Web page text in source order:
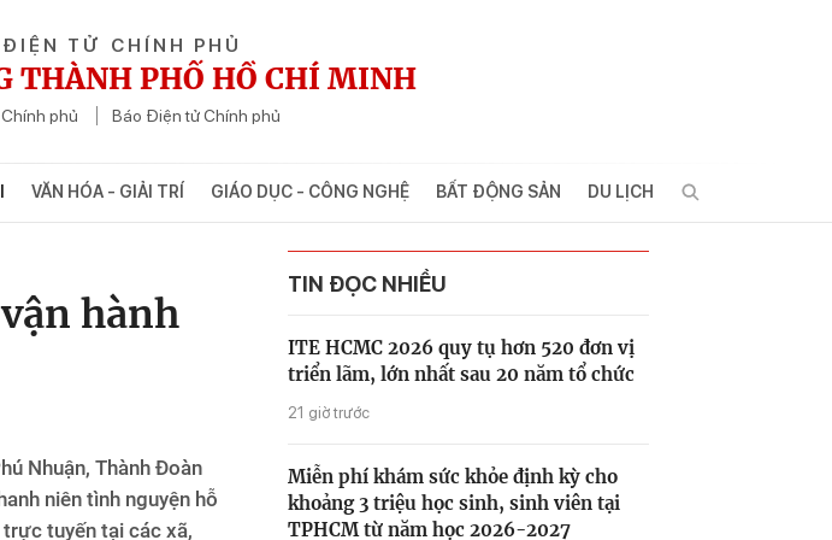
TỬ CHÍNH PHỦ
THÀNH PHỐ HỒ CHÍ MINH
phủ Báo Điện tử Chính phủ
VĂN HÓA - GIẢI TRÍ GIÁO DỤC - CÔNG NGHỆ BẤT ĐỘNG SẢN DU LỊCH
hành
Nhuận, Thành Đoàn
niên tình nguyện hỗ
tuyến tại các xã,
TIN ĐỌC NHIỀU
ITE HCMC 2026 quy tụ hơn 520 đơn vị
triển lãm, lớn nhất sau 20 năm tổ chức
21 giờ trước
Miễn phí khám sức khỏe định kỳ cho
khoảng 3 triệu học sinh, sinh viên tại
TPHCM từ năm học 2026-2027